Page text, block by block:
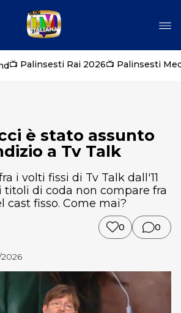
📺 Palinsesti Rai 2026📺 Palinsesti
è stato assunto
a Tv Talk
i volti fissi di Tv Talk dall'11
titoli di coda non compare fra
cast fisso. Come mai?
0 0